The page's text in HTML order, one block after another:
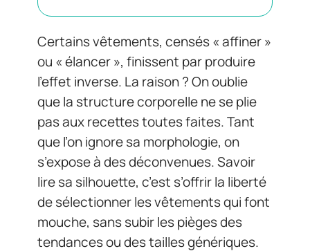
Certains vêtements, censés « affiner »
ou « élancer », finissent par produire
l’effet inverse. La raison ? On oublie
que la structure corporelle ne se plie
pas aux recettes toutes faites. Tant
que l’on ignore sa morphologie, on
s’expose à des déconvenues. Savoir
lire sa silhouette, c’est s’offrir la liberté
de sélectionner les vêtements qui font
mouche, sans subir les pièges des
tendances ou des tailles génériques.